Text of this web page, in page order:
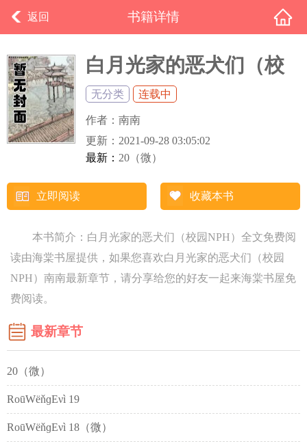
返回 书籍详情
白月光家的恶犬们（校
园NPH）
无分类 连载中
作者： 南南
更新： 2021-09-28 03:05:02
最新： 20（微）
立即阅读 收藏本书
本书简介：白月光家的恶犬们（校园NPH）全文免费阅
读由海棠书屋提供，如果您喜欢白月光家的恶犬们（校园
NPH）南南最新章节，请分享给您的好友一起来海棠书屋免
费阅读。
最新章节
20（微）
RoūWёňɡEνì 19
RoūWёňɡEνì 18（微）